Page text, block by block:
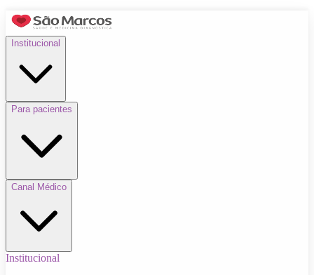
Institucional
Para pacientes
Canal Médico
Institucional